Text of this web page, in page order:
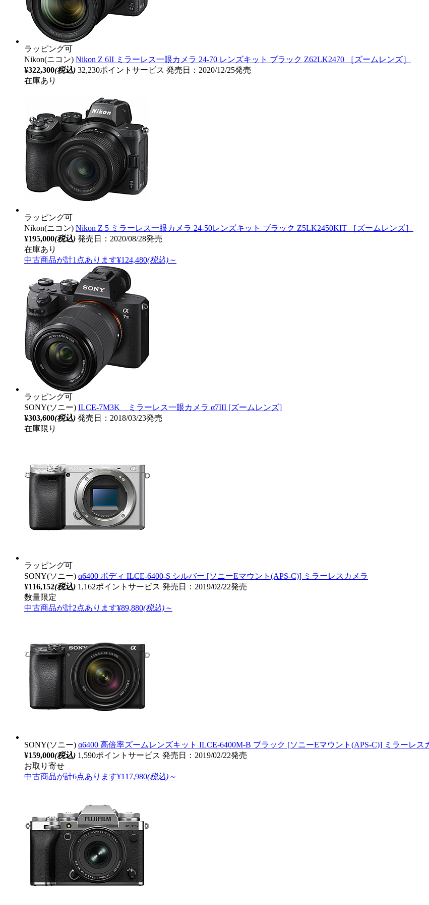
ラッピング可
Nikon(ニコン) Nikon Z 6II ミラーレス一眼カメラ 24-70 レンズキット ブラック Z62LK2470 ［ズームレンズ］
¥322,300(税込) 32,230ポイントサービス 発売日：2020/12/25発売
在庫あり
ラッピング可
Nikon(ニコン) Nikon Z 5 ミラーレス一眼カメラ 24-50レンズキット ブラック Z5LK2450KIT ［ズームレンズ］
¥195,000(税込) 発売日：2020/08/28発売
在庫あり
中古商品が計1点あります¥124,480(税込)～
ラッピング可
SONY(ソニー) ILCE-7M3K ミラーレス一眼カメラ α7III [ズームレンズ]
¥303,600(税込) 発売日：2018/03/23発売
在庫限り
ラッピング可
SONY(ソニー) α6400 ボディ ILCE-6400-S シルバー [ソニーEマウント(APS-C)] ミラーレスカメラ
¥116,152(税込) 1,162ポイントサービス 発売日：2019/02/22発売
数量限定
中古商品が計2点あります¥89,880(税込)～
SONY(ソニー) α6400 高倍率ズームレンズキット ILCE-6400M-B ブラック [ソニーEマウント(APS-C)] ミラーレス
¥159,000(税込) 1,590ポイントサービス 発売日：2019/02/22発売
お取り寄せ
中古商品が計6点あります¥117,980(税込)～